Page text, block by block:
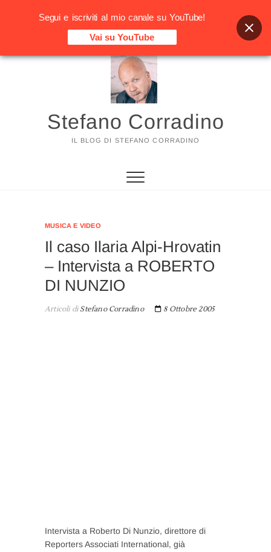
Vai
Stefano Corradino
IL BLOG DI STEFANO CORRADINO
MUSICA E VIDEO
Il caso Ilaria Alpi-Hrovatin
– Intervista a ROBERTO
DI NUNZIO
Articoli diStefano Corradino 8 Ottobre 2005
Intervista a Roberto Di Nunzio, direttore di
Reporters Associati International, già
Segui e iscriviti al mio canale su YouTube!
Vai su YouTube